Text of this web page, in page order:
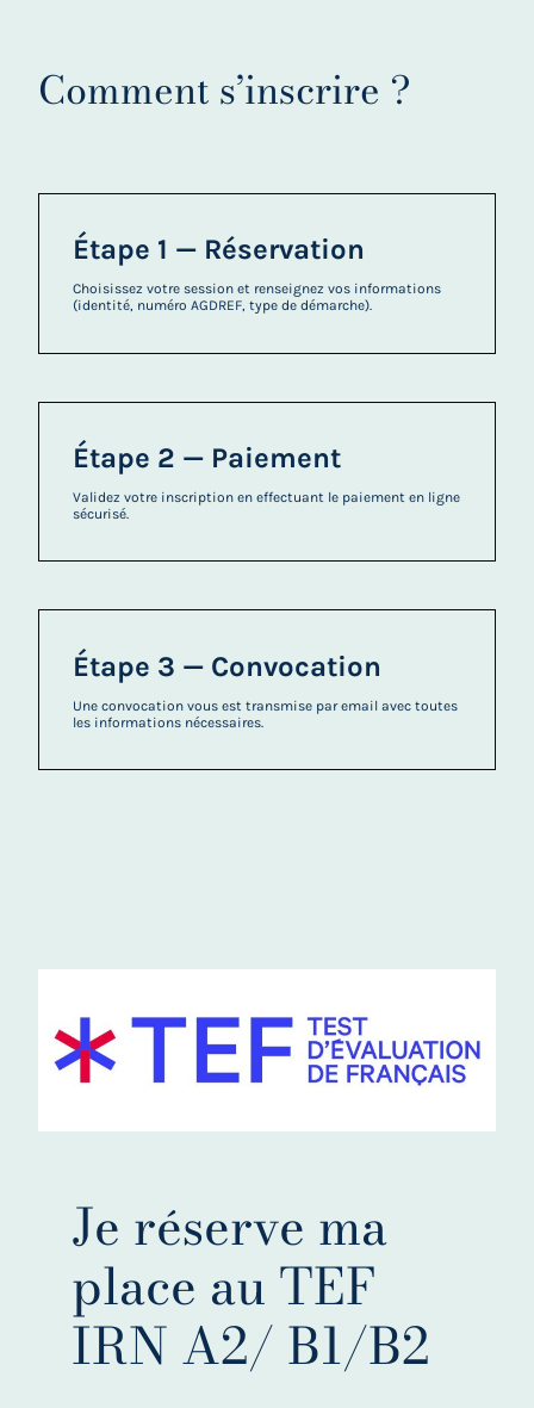
Comment s’inscrire ?
Étape 1 — Réservation
Choisissez votre session et renseignez vos informations
(identité, numéro AGDREF, type de démarche).
Étape 2 — Paiement
Validez votre inscription en effectuant le paiement en ligne
sécurisé.
Étape 3 — Convocation
Une convocation vous est transmise par email avec toutes
les informations nécessaires.
Je réserve ma
place au TEF
IRN A2/ B1/B2